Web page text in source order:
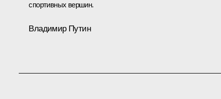
спортивных вершин.
Владимир Путин